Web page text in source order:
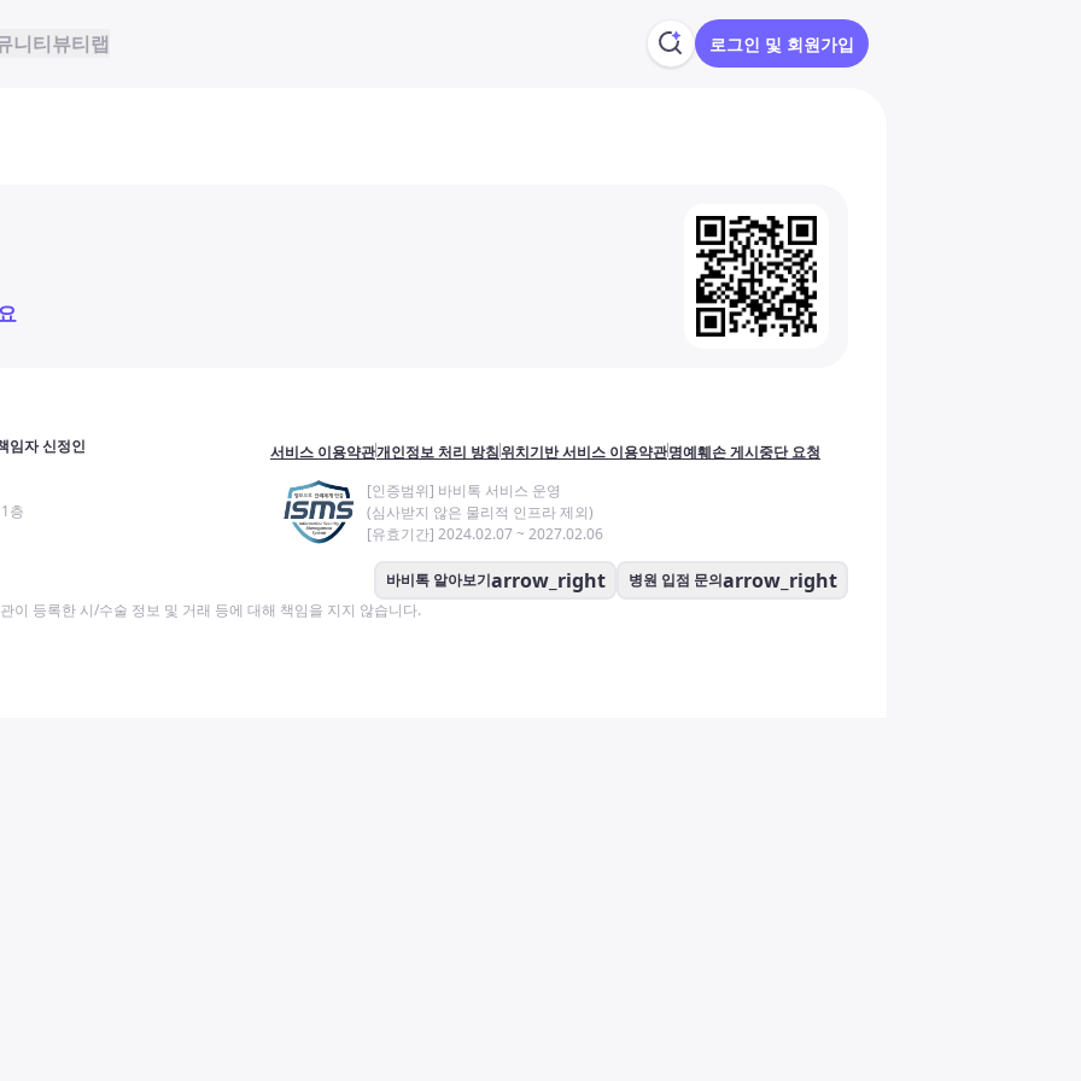
니티뷰티랩 로그인 및 회원가입
임자 신정인
층
서비스 이용약관개인정보 처리 방침위치기반 서비스 이용약관명예훼손 게시중단 요청
[인증범위] 바비톡 서비스 운영
(심사받지 않은 물리적 인프라 제외)
[유효기간] 2024.02.07 ~ 2027.02.06
바비톡 알아보기arrow_right 병원 입점 문의arrow_right
이 등록한 시/수술 정보 및 거래 등에 대해 책임을 지지 않습니다.